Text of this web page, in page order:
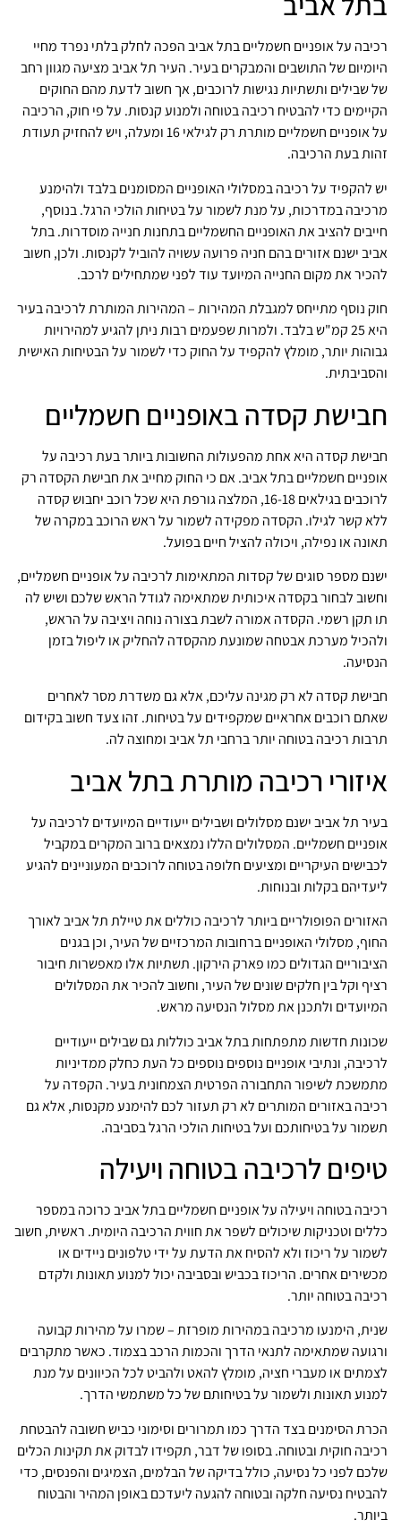
רכיבה על אופניים חשמליים בתל אביב הפכה לחלק בלתי נפרד מחיי
היומיום של התושבים והמבקרים בעיר. העיר תל אביב מציעה מגוון רחב
של שבילים ותשתיות נגישות לרוכבים, אך חשוב לדעת מהם החוקים
הקיימים כדי להבטיח רכיבה בטוחה ולמנוע קנסות. על פי חוק, הרכיבה
על אופניים חשמליים מותרת רק לגילאי 16 ומעלה, ויש להחזיק תעודת
זהות בעת הרכיבה.
יש להקפיד על רכיבה במסלולי האופניים המסומנים בלבד ולהימנע
מרכיבה במדרכות, על מנת לשמור על בטיחות הולכי הרגל. בנוסף,
חייבים להציב את האופניים החשמליים בתחנות חנייה מוסדרות. בתל
אביב ישנם אזורים בהם חניה פרועה עשויה להוביל לקנסות. ולכן, חשוב
להכיר את מקום החנייה המיועד עוד לפני שמתחילים לרכב.
חוק נוסף מתייחס למגבלת המהירות – המהירות המותרת לרכיבה בעיר
היא 25 קמ"ש בלבד. ולמרות שפעמים רבות ניתן להגיע למהירויות
גבוהות יותר, מומלץ להקפיד על החוק כדי לשמור על הבטיחות האישית
והסביבתית.
חבישת קסדה באופניים חשמליים
חבישת קסדה היא אחת מהפעולות החשובות ביותר בעת רכיבה על
אופניים חשמליים בתל אביב. אם כי החוק מחייב את חבישת הקסדה רק
לרוכבים בגילאים 16-18, המלצה גורפת היא שכל רוכב יחבוש קסדה
ללא קשר לגילו. הקסדה מפקידה לשמור על ראש הרוכב במקרה של
תאונה או נפילה, ויכולה להציל חיים בפועל.
ישנם מספר סוגים של קסדות המתאימות לרכיבה על אופניים חשמליים,
וחשוב לבחור בקסדה איכותית שמתאימה לגודל הראש שלכם ושיש לה
תו תקן רשמי. הקסדה אמורה לשבת בצורה נוחה ויציבה על הראש,
ולהכיל מערכת אבטחה שמונעת מהקסדה להחליק או ליפול בזמן
הנסיעה.
חבישת קסדה לא רק מגינה עליכם, אלא גם משדרת מסר לאחרים
שאתם רוכבים אחראיים שמקפידים על בטיחות. זהו צעד חשוב בקידום
תרבות רכיבה בטוחה יותר ברחבי תל אביב ומחוצה לה.
איזורי רכיבה מותרת בתל אביב
בעיר תל אביב ישנם מסלולים ושבילים ייעודיים המיועדים לרכיבה על
אופניים חשמליים. המסלולים הללו נמצאים ברוב המקרים במקביל
לכבישים העיקריים ומציעים חלופה בטוחה לרוכבים המעוניינים להגיע
ליעדיהם בקלות ובנוחות.
האזורים הפופולריים ביותר לרכיבה כוללים את טיילת תל אביב לאורך
החוף, מסלולי האופניים ברחובות המרכזיים של העיר, וכן בגנים
הציבוריים הגדולים כמו פארק הירקון. תשתיות אלו מאפשרות חיבור
רציף וקל בין חלקים שונים של העיר, וחשוב להכיר את המסלולים
המיועדים ולתכנן את מסלול הנסיעה מראש.
שכונות חדשות מתפתחות בתל אביב כוללות גם שבילים ייעודיים
לרכיבה, ונתיבי אופניים נוספים נוספים כל העת כחלק ממדיניות
מתמשכת לשיפור התחבורה הפרטית הצמחונית בעיר. הקפדה על
רכיבה באזורים המותרים לא רק תעזור לכם להימנע מקנסות, אלא גם
תשמור על בטיחותכם ועל בטיחות הולכי הרגל בסביבה.
טיפים לרכיבה בטוחה ויעילה
רכיבה בטוחה ויעילה על אופניים חשמליים בתל אביב כרוכה במספר
כללים וטכניקות שיכולים לשפר את חווית הרכיבה היומית. ראשית, חשוב
לשמור על ריכוז ולא להסיח את הדעת על ידי טלפונים ניידים או
מכשירים אחרים. הריכוז בכביש ובסביבה יכול למנוע תאונות ולקדם
רכיבה בטוחה יותר.
שנית, הימנעו מרכיבה במהירות מופרזת – שמרו על מהירות קבועה
ורגועה שמתאימה לתנאי הדרך והכמות הרכב בצמוד. כאשר מתקרבים
לצמתים או מעברי חציה, מומלץ להאט ולהביט לכל הכיוונים על מנת
למנוע תאונות ולשמור על בטיחותם של כל משתמשי הדרך.
הכרת הסימנים בצד הדרך כמו תמרורים וסימוני כביש חשובה להבטחת
רכיבה חוקית ובטוחה. בסופו של דבר, תקפידו לבדוק את תקינות הכלים
שלכם לפני כל נסיעה, כולל בדיקה של הבלמים, הצמיגים והפנסים, כדי
להבטיח נסיעה חלקה ובטוחה להגעה ליעדכם באופן המהיר והבטוח
ביותר.